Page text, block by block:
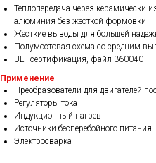
Теплопередача через керамически
алюминия без жесткой формовки
Жесткие выводы для большей
Полумостовая схема со средним
UL - сертификация, файл 360040
Применение
Преобразователи для двигателей
Регуляторы тока
Индукционный нагрев
Источники бесперебойного питания
Электросварка